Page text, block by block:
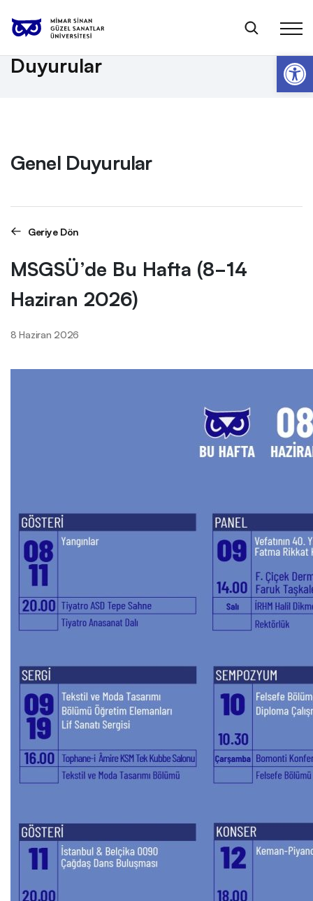
Anasayfa
Genel Duyurular
MSGSÜ’de Bu Hafta (8-14 Haziran 2026)
Duyurular
Genel Duyurular
Geriye Dön
MSGSÜ’de Bu Hafta (8-14
Haziran 2026)
8 Haziran 2026